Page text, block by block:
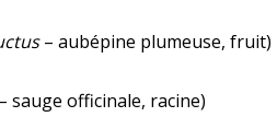
– aubépine plumeuse, fruit)
sauge officinale, racine)